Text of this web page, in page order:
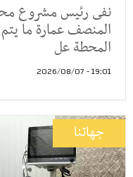
نفى رئيس مشروع
المنصف عمارة ما
المحطة عل
19:01 - 2026/08/07
جهاتنا